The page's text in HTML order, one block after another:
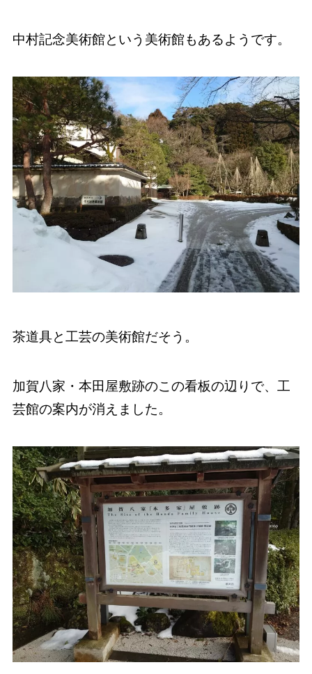
中村記念美術館という美術館もあるようです。
茶道具と工芸の美術館だそう。
加賀八家・本田屋敷跡のこの看板の辺りで、工
芸館の案内が消えました。